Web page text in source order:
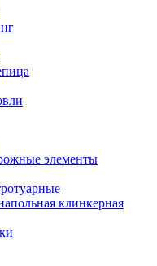
элементы
клинкерная